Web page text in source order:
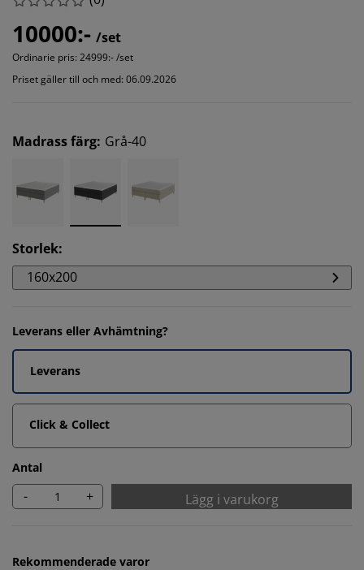
10000:- /set
Ordinarie pris: 24999:- /set
Priset gäller till och med: 06.09.2026
Madrass färg: Grå-40
Storlek:
160x200
Leverans eller Avhämtning?
Leverans
Click & Collect
Antal
- + Lägg i varukorg
Rekommenderade varor